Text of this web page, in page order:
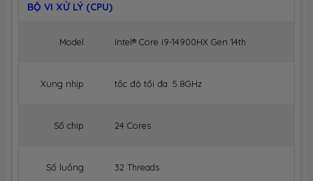
BỘ VI XỬ LÝ (CPU)
Model Intel® Core i9-14900HX Gen 14th
Xung nhịp tốc độ tối đa: 5.8GHz
Số chip 24 Cores
Số luồng 32 Threads